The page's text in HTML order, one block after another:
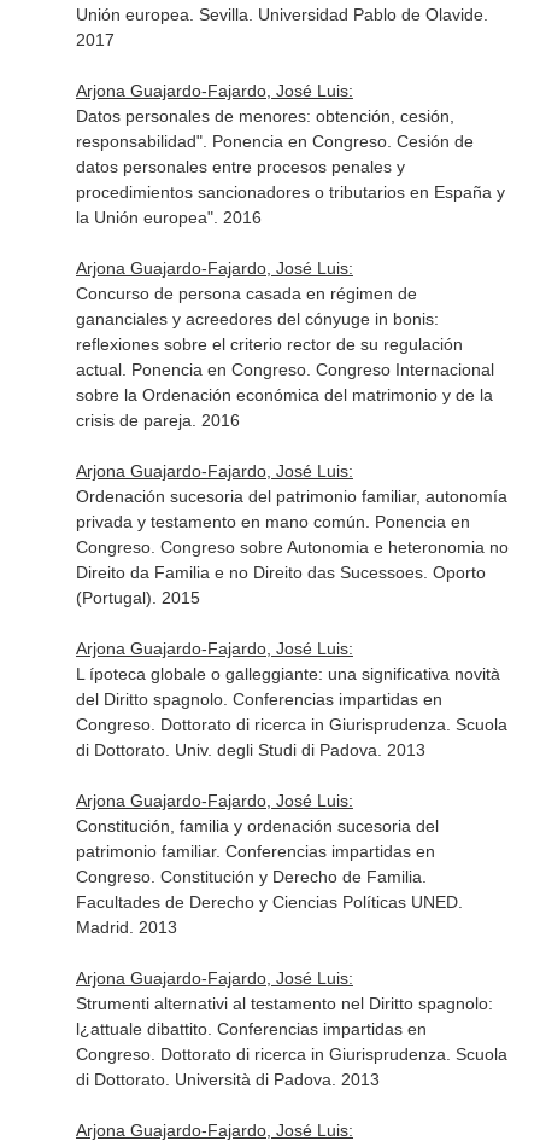
Unión europea. Sevilla. Universidad Pablo de Olavide.
2017
Arjona Guajardo-Fajardo, José Luis:
Datos personales de menores: obtención, cesión,
responsabilidad". Ponencia en Congreso. Cesión de
datos personales entre procesos penales y
procedimientos sancionadores o tributarios en España y
la Unión europea". 2016
Arjona Guajardo-Fajardo, José Luis:
Concurso de persona casada en régimen de
gananciales y acreedores del cónyuge in bonis:
reflexiones sobre el criterio rector de su regulación
actual. Ponencia en Congreso. Congreso Internacional
sobre la Ordenación económica del matrimonio y de la
crisis de pareja. 2016
Arjona Guajardo-Fajardo, José Luis:
Ordenación sucesoria del patrimonio familiar, autonomía
privada y testamento en mano común. Ponencia en
Congreso. Congreso sobre Autonomia e heteronomia no
Direito da Familia e no Direito das Sucessoes. Oporto
(Portugal). 2015
Arjona Guajardo-Fajardo, José Luis:
L ípoteca globale o galleggiante: una significativa novità
del Diritto spagnolo. Conferencias impartidas en
Congreso. Dottorato di ricerca in Giurisprudenza. Scuola
di Dottorato. Univ. degli Studi di Padova. 2013
Arjona Guajardo-Fajardo, José Luis:
Constitución, familia y ordenación sucesoria del
patrimonio familiar. Conferencias impartidas en
Congreso. Constitución y Derecho de Familia.
Facultades de Derecho y Ciencias Políticas UNED.
Madrid. 2013
Arjona Guajardo-Fajardo, José Luis:
Strumenti alternativi al testamento nel Diritto spagnolo:
l¿attuale dibattito. Conferencias impartidas en
Congreso. Dottorato di ricerca in Giurisprudenza. Scuola
di Dottorato. Università di Padova. 2013
Arjona Guajardo-Fajardo, José Luis: